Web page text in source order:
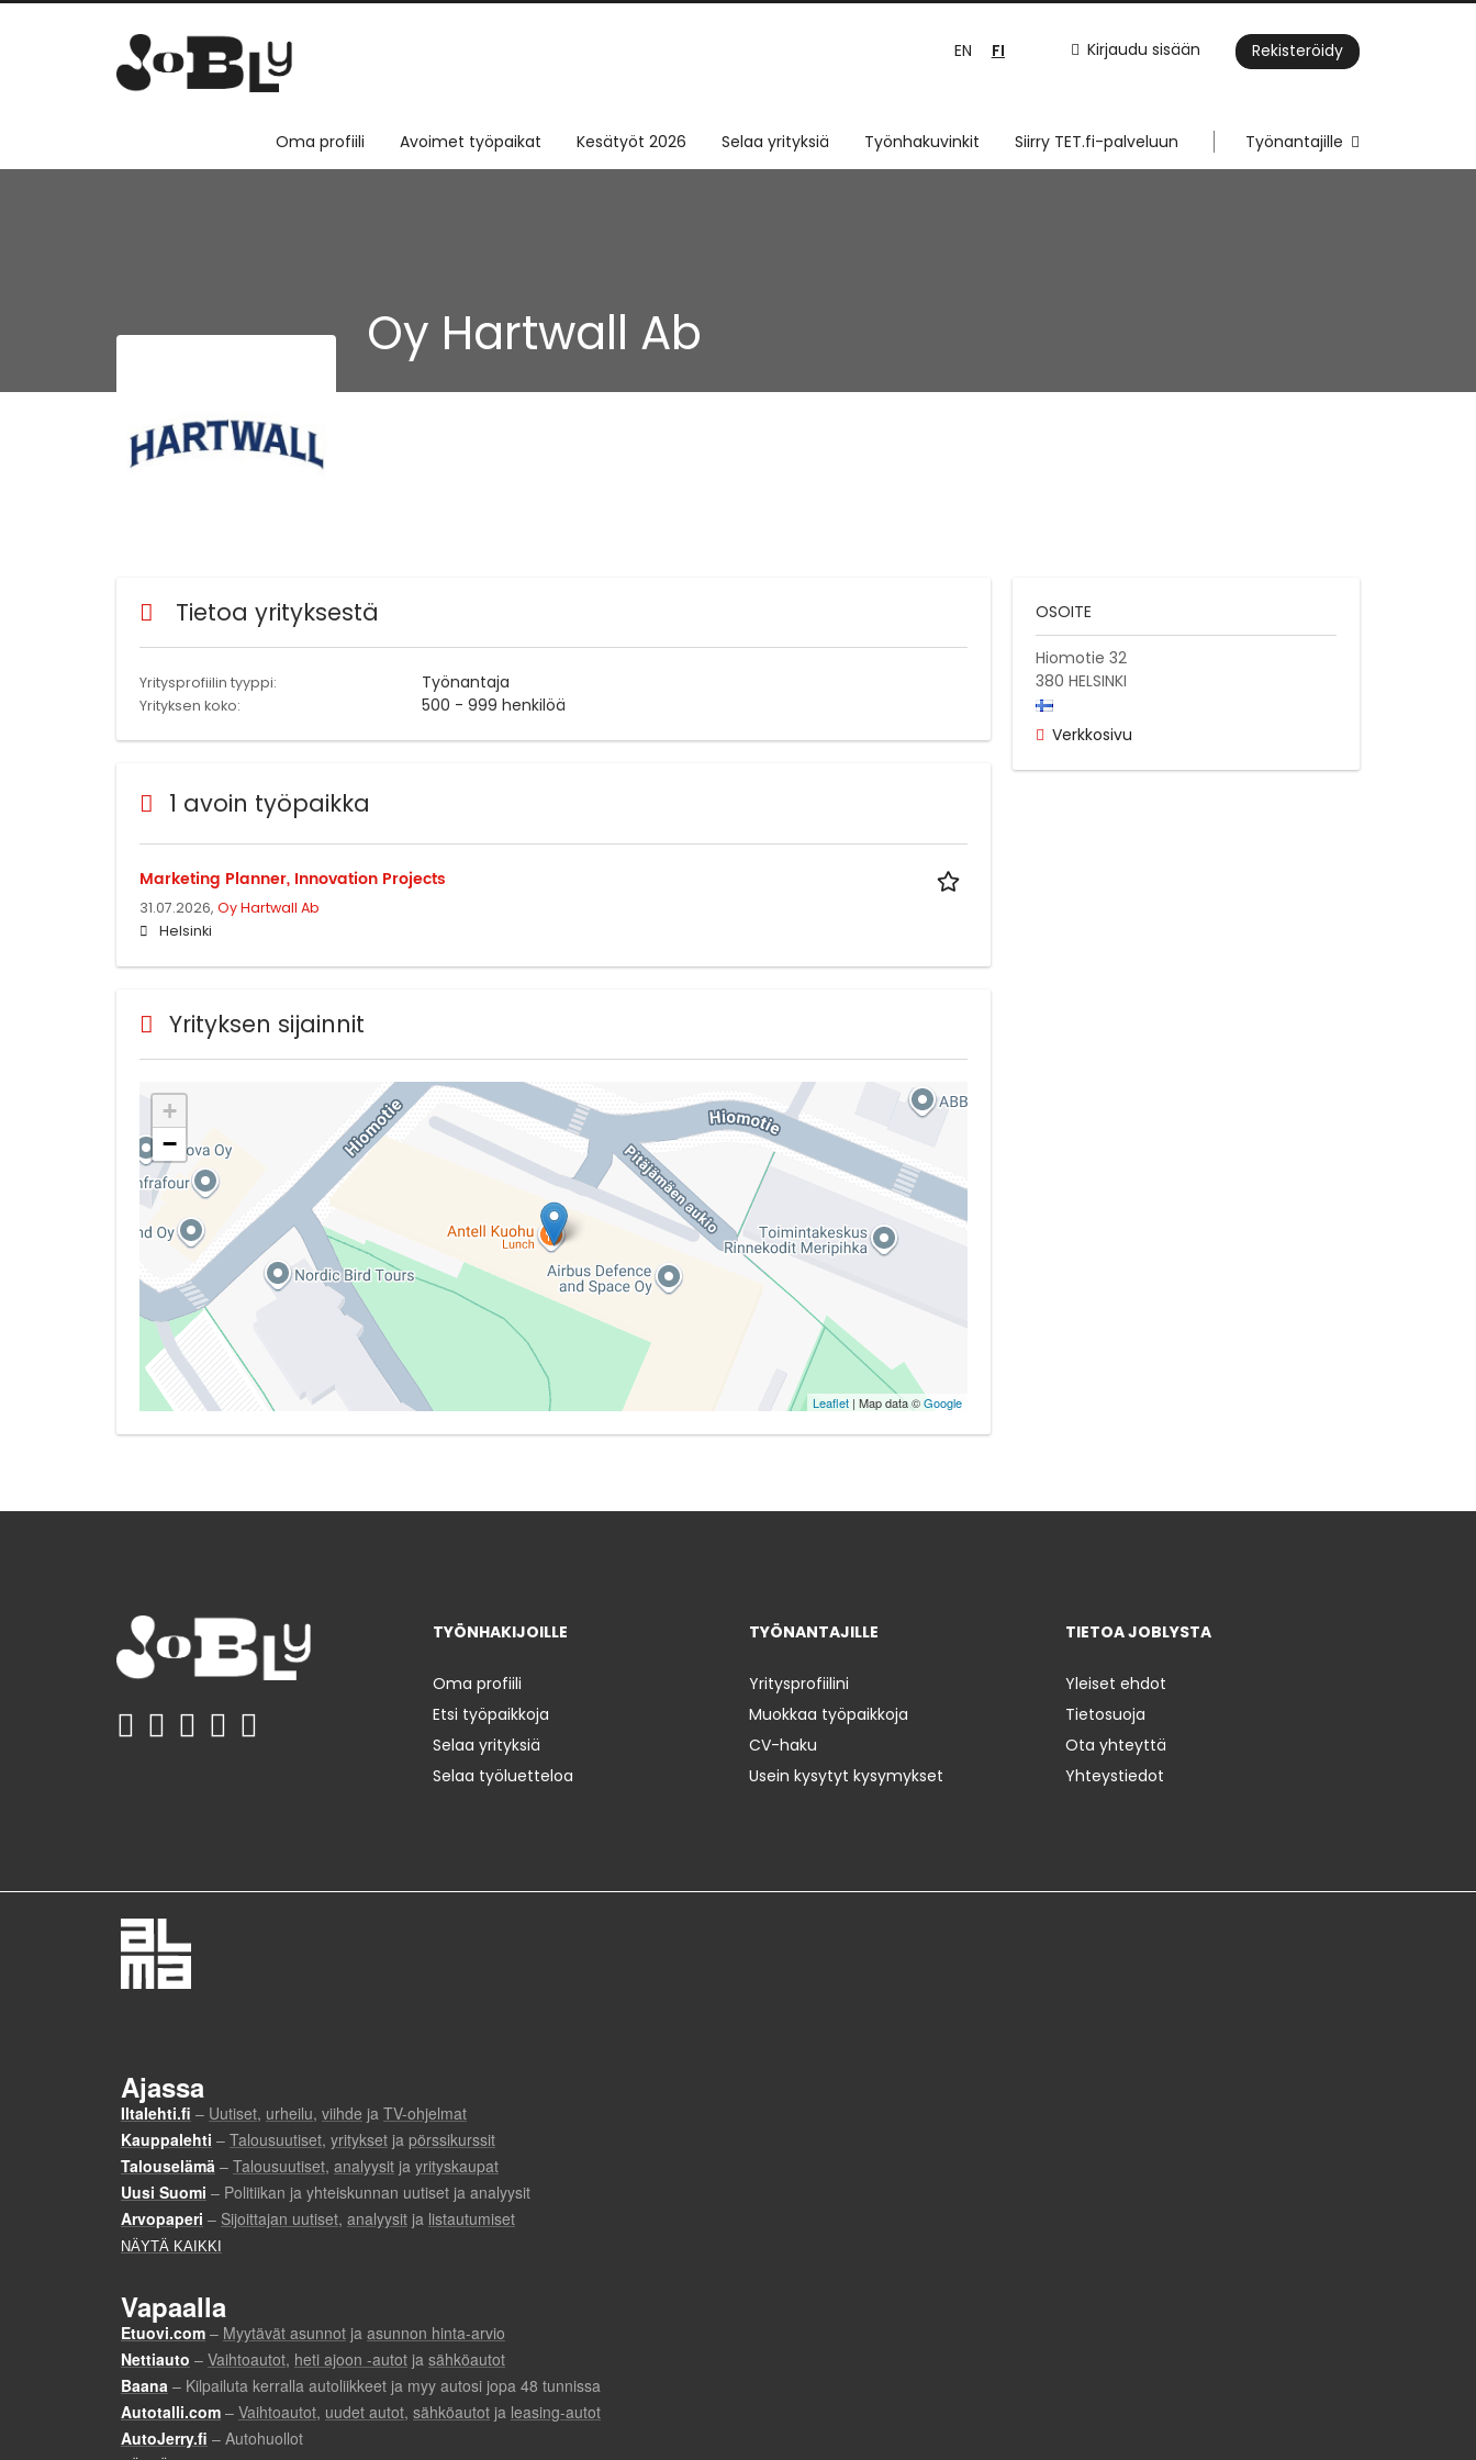
Kirjaudu sisään Rekisteröidy
EN FI
Oma profiili Avoimet työpaikat Kesätyöt 2026 Selaa yrityksiä Työnhakuvinkit Siirry TET.fi-palveluun Työnantajille
Oy Hartwall Ab
Tietoa yrityksestä
Yritysprofiilin tyyppi: Työnantaja
Yrityksen koko: 500 - 999 henkilöä
1 avoin työpaikka
Marketing Planner, Innovation Projects
31.07.2026, Oy Hartwall Ab
Helsinki
Yrityksen sijainnit
+
−
Leaflet | Map data ©Google
OSOITE
Hiomotie 32
380 HELSINKI
Verkkosivu
TYÖNHAKIJOILLE
Oma profiili
Etsi työpaikkoja
Selaa yrityksiä
Selaa työluetteloa
TYÖNANTAJILLE
Yritysprofiilini
Muokkaa työpaikkoja
CV-haku
Usein kysytyt kysymykset
TIETOA JOBLYSTA
Yleiset ehdot
Tietosuoja
Ota yhteyttä
Yhteystiedot